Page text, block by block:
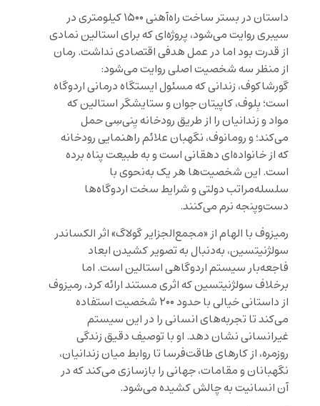
داستان در بستر ساخت راه‌آهنی ۱۵۰۰ کیلومتری در
سیبری روایت می‌شود، پروژه‌ای که برای استالین نمادی
از قدرت بود اما در عمل هدفی اقتصادی نداشت. رمان
از منظر سه شخصیت اصلی روایت می‌شود:
گورشاکوف، زندانی که مسئول ایستگاه درمانی اردوگاه
است؛ بِلوف، کاپیتان جوان و ستایشگر استالین که
مواد و زندانیان را از طریق رودخانه یِنی‌سِی حمل
می‌کند؛ و رومانوف، نگهبان علائم راهنمایی رودخانه
که از خانواده‌ای دهقانی است و به طبیعت پناه برده
است. این شخصیت‌ها هر یک به‌نحوی با
سلسله‌مراتب دولتی و شرایط سخت اردوگاه‌ها
دست‌وپنجه نرم می‌کنند.
رمیزوف با الهام از «مجمع‌الجزایر گولاگ» اثر الکساندر
سولژنیتسین، به‌دنبال به تصویر کشیدن ابعاد
فاجعه‌بار سیستم اردوگاهی استالین است. اما
برخلاف سولژنیتسین که اثری مستند ارائه کرد، رمیزوف
از داستانی خیالی با حدود ۲۰۰ شخصیت استفاده
می‌کند تا تجربه‌های انسانی را در این سیستم
غیرانسانی نشان دهد. او با توصیف دقیق زندگی
روزمره، از کارهای طاقت‌فرسا تا روابط میان زندانیان،
نگهبانان و مقامات، جهانی را بازسازی می‌کند که در
آن انسانیت به چالش کشیده می‌شود.